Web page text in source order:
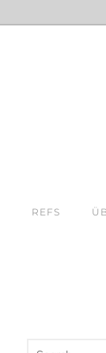
REFS